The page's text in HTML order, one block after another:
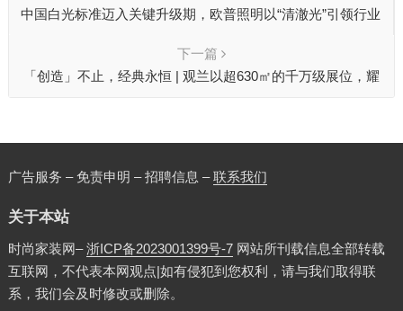
中国白光标准迈入关键升级期，欧普照明以“清澈光”引领行业
下一篇
「创造」不止，经典永恒 | 观兰以超630㎡的千万级展位，耀
广告服务 – 免责申明 – 招聘信息 –联系我们
关于本站
时尚家装网–浙ICP备2023001399号-7网站所刊载信息全部转载
互联网，不代表本网观点|如有侵犯到您权利，请与我们取得联
系，我们会及时修改或删除。